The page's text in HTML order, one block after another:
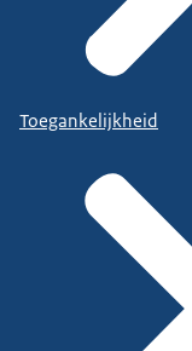
Toegankelijkheid